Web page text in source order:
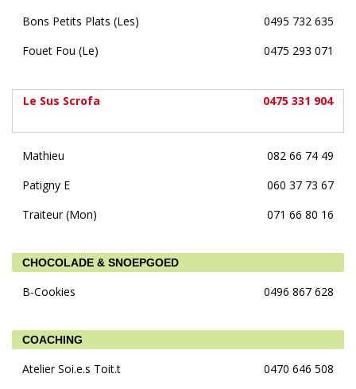
Bons Petits Plats (Les)
0495 732 635
Fouet Fou (Le)
0475 293 071
Le Sus Scrofa 0475 331 904
Mathieu
082 66 74 49
Patigny E
060 37 73 67
Traiteur (Mon)
071 66 80 16
CHOCOLADE & SNOEPGOED
B-Cookies 0496 867 628
COACHING
Atelier Soi.e.s Toit.t
0470 646 508